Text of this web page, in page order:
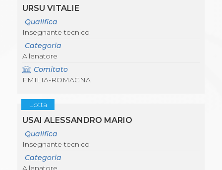
URSU VITALIE
Qualifica
Insegnante tecnico
Categoria
Allenatore
Comitato
EMILIA-ROMAGNA
Lotta
USAI ALESSANDRO MARIO
Qualifica
Insegnante tecnico
Categoria